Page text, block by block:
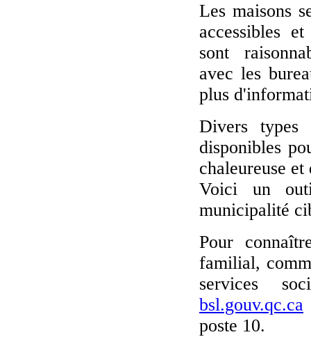
Les maisons
accessibles
sont
avec les
plus
Divers types
disponibles
chaleureuse
Voici un
municipalité
Pour
familial,
services
bsl.gouv.qc.ca
poste 10.